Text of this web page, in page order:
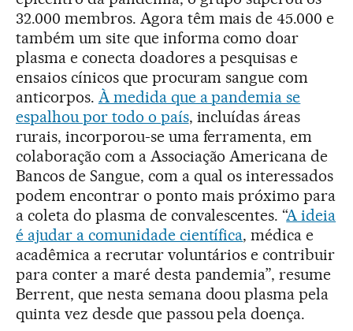
32.000 membros. Agora têm mais de 45.000 e
também um site que informa como doar
plasma e conecta doadores a pesquisas e
ensaios cínicos que procuram sangue com
anticorpos. À medida que a pandemia se
espalhou por todo o país, incluídas áreas
rurais, incorporou-se uma ferramenta, em
colaboração com a Associação Americana de
Bancos de Sangue, com a qual os interessados
podem encontrar o ponto mais próximo para
a coleta do plasma de convalescentes. “A ideia
é ajudar a comunidade científica, médica e
acadêmica a recrutar voluntários e contribuir
para conter a maré desta pandemia”, resume
Berrent, que nesta semana doou plasma pela
quinta vez desde que passou pela doença.